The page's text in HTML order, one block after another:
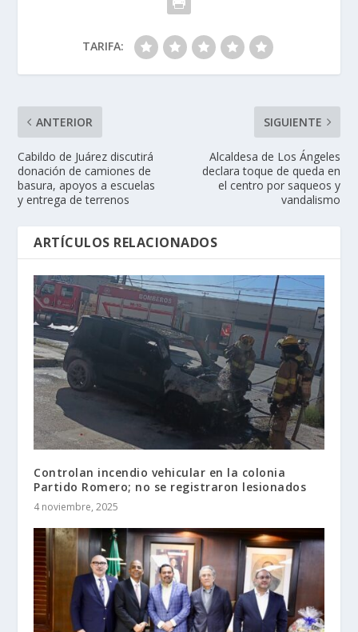
TARIFA:
ANTERIOR
Cabildo de Juárez discutirá
donación de camiones de
basura, apoyos a escuelas
y entrega de terrenos
SIGUIENTE
Alcaldesa de Los Ángeles
declara toque de queda en
el centro por saqueos y
vandalismo
ARTÍCULOS RELACIONADOS
Controlan incendio vehicular en la colonia
Partido Romero; no se registraron lesionados
4 noviembre, 2025